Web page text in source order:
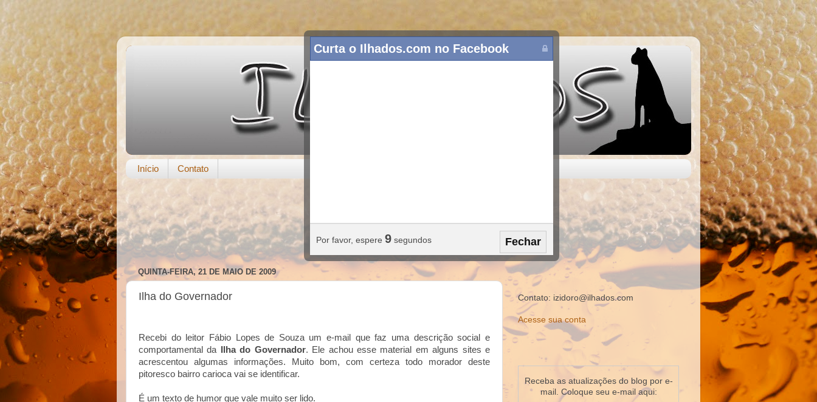
Início Contato
QUINTA-FEIRA, 21 DE MAIO DE 2009
Ilha do Governador
Recebi do leitor Fábio Lopes de Souza um e-mail que faz uma descrição social e
comportamental da
Ilha do Governador. Ele achou esse material em alguns sites e
acrescentou algumas informações. Muito bom, com certeza todo morador deste
pitoresco bairro carioca vai se identificar.
É um texto de humor que vale muito ser lido.
Contato: izidoro@ilhados.com
Acesse sua conta
Receba as atualizações do blog por e-
mail. Coloque seu e-mail aqui:
Curta o Ilhados.com no Facebook
Por favor, espere 8 segundos Fechar